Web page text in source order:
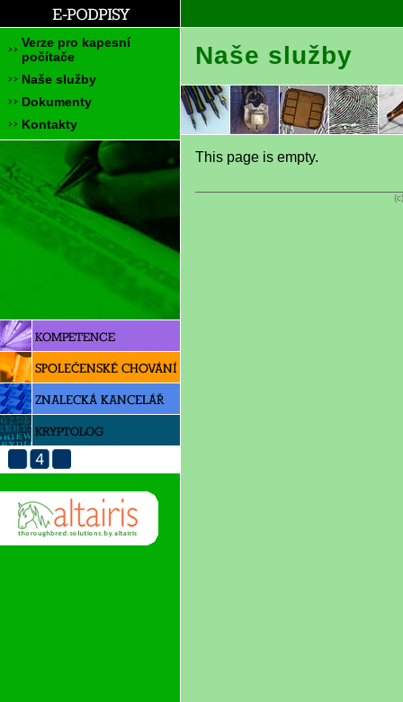
Naše služby
This page is empty.
Verze pro kapesní
počítače
Naše služby
Dokumenty
Kontakty